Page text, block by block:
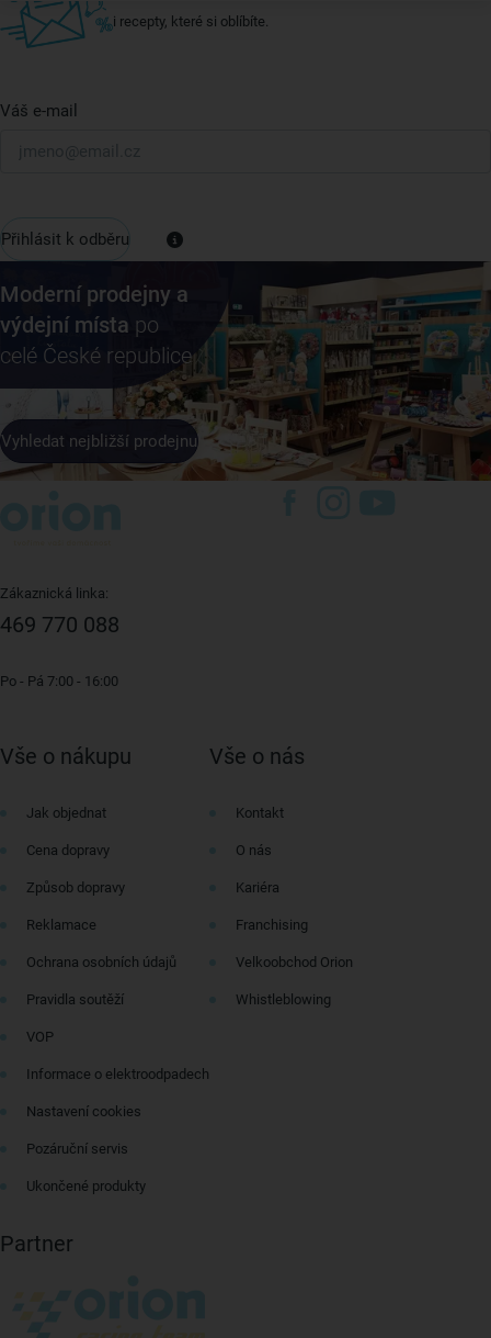
i recepty, které si oblíbíte.
Váš e-mail
Přihlásit k odběru
Moderní prodejny a
výdejní místa po
celé České republice
Vyhledat nejbližší prodejnu
Zákaznická linka:
469 770 088
Po - Pá 7:00 - 16:00
Vše o nákupu
Jak objednat
Cena dopravy
Způsob dopravy
Reklamace
Ochrana osobních údajů
Pravidla soutěží
VOP
Informace o elektroodpadech
Nastavení cookies
Pozáruční servis
Ukončené produkty
Vše o nás
Kontakt
O nás
Kariéra
Franchising
Velkoobchod Orion
Whistleblowing
Partner